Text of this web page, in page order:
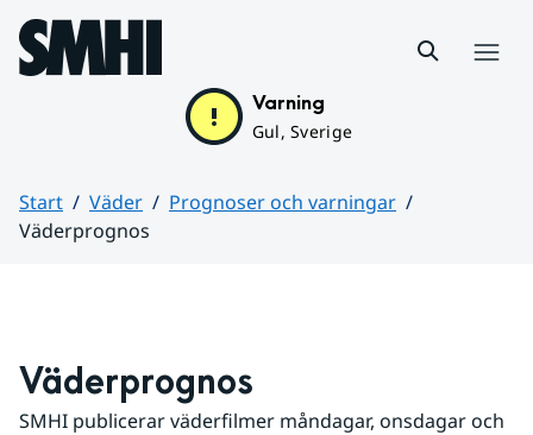
Hoppa till sidans innehåll
Varning
Gul, Sverige
Start Väder
Prognoser och varningar
Väderprognos
Väderprognos
SMHI publicerar väderfilmer måndagar, onsdagar och